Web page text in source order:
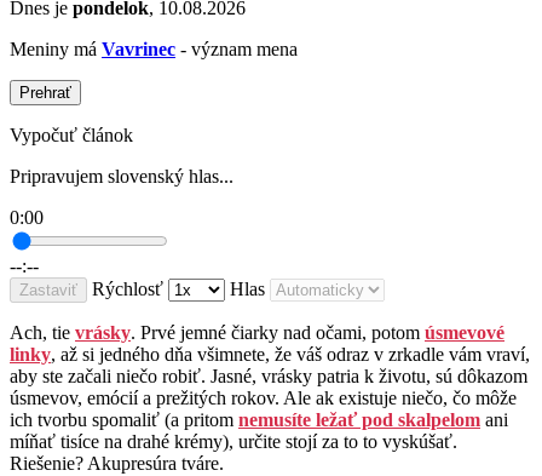
Dnes je pondelok, 10.08.2026
Meniny má Vavrinec - význam mena
Prehrať
Vypočuť článok
Pripravujem slovenský hlas...
0:00
--:--
Zastaviť Rýchlosť Hlas
Ach, tie vrásky. Prvé jemné čiarky nad očami, potom úsmevové
linky, až si jedného dňa všimnete, že váš odraz v zrkadle vám vraví,
aby ste začali niečo robiť. Jasné, vrásky patria k životu, sú dôkazom
úsmevov, emócií a prežitých rokov. Ale ak existuje niečo, čo môže
ich tvorbu spomaliť (a pritom nemusíte ležať pod skalpelom ani
míňať tisíce na drahé krémy), určite stojí za to to vyskúšať.
Riešenie? Akupresúra tváre.